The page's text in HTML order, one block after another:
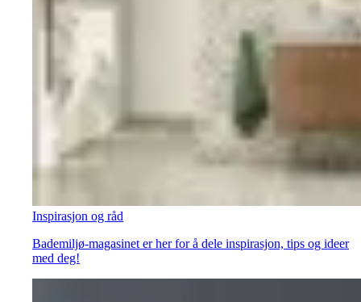
Inspirasjon og råd
Bademiljø-magasinet er her for å dele inspirasjon, tips og ideer
med deg!